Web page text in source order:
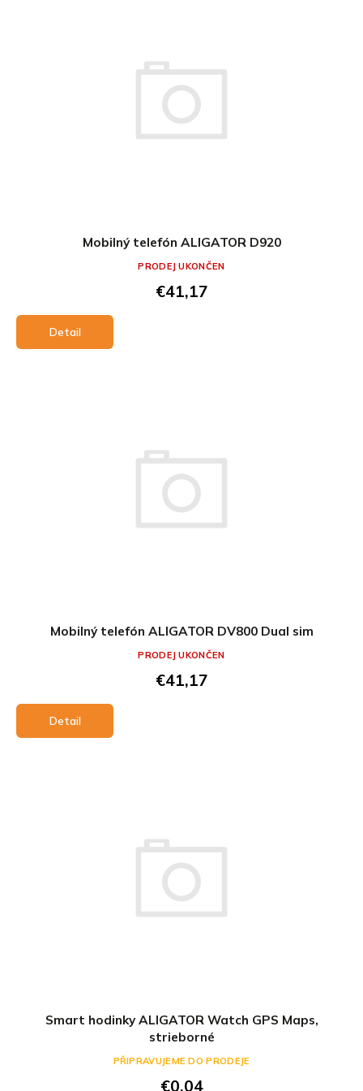
Mobilný telefón ALIGATOR D920
€41,17
Detail
PRODEJ UKONČEN
Mobilný telefón ALIGATOR DV800 Dual sim
€41,17
Detail
PRODEJ UKONČEN
Smart hodinky ALIGATOR Watch GPS Maps,
strieborné
€0,04
PŘIPRAVUJEME DO PRODEJE